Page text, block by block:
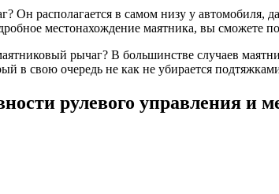
Он располагается в самом низу у автомобиля,
местонахождение маятника, вы сможете
рычаг? В большинстве случаев
в свою очередь не как не убирается
рулевого управления и